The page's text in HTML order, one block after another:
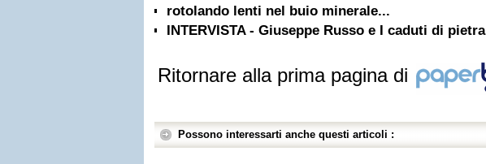
rotolando lenti nel buio minerale...
INTERVISTA - Giuseppe Russo e I caduti di pietra
Ritornare alla prima pagina di
Possono interessarti anche questi articoli :